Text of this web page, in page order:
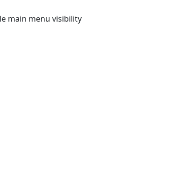
main menu visibility